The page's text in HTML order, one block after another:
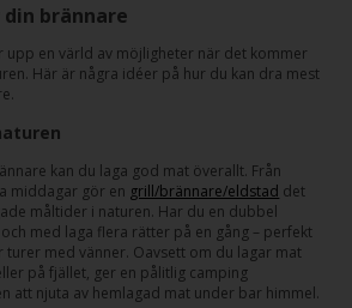
brännare
upp en värld av möjligheter när det kommer
Här är några idéer på hur du kan dra mest
kan du laga god mat överallt. Från
middagar gör en grill/brännare/eldstad det
måltider i naturen. Har du en dubbel
med laga flera rätter på en gång – perfekt
med vänner. Oavsett om du lagar mat
på fjället, ger en pålitlig camping
att njuta av hemlagad mat under bar himmel.